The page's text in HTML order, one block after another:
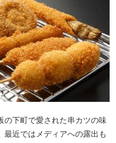
の下町で愛された串カツの味
最近ではメディアへの露出も